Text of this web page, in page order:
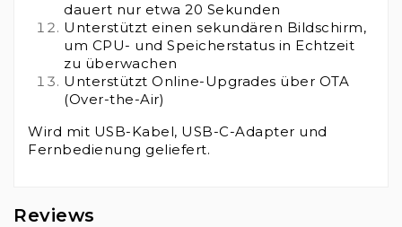
dauert nur etwa 20 Sekunden
Unterstützt einen sekundären Bildschirm,
um CPU- und Speicherstatus in Echtzeit
zu überwachen
Unterstützt Online-Upgrades über OTA
(Over-the-Air)
Wird mit USB-Kabel, USB-C-Adapter und
Fernbedienung geliefert.
Reviews